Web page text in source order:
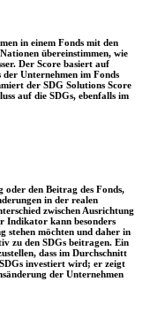
in einem Fonds mit den
übereinstimmen, wie
Der Score basiert auf
der Unternehmen im Fonds
der SDG Solutions Score
auf die SDGs, ebenfalls im
den Beitrag des Fonds,
in der realen
zwischen Ausrichtung
Indikator kann besonders
stehen möchten und daher in
zu den SDGs beitragen. Ein
dass im Durchschnitt
investiert wird; er zeigt
der Unternehmen